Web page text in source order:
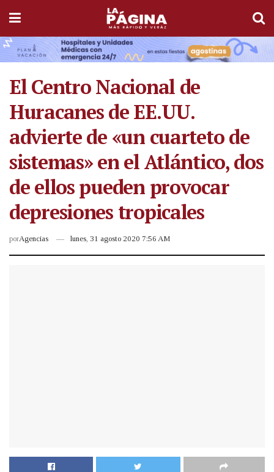
El Centro Nacional de
Huracanes de EE.UU.
advierte de «un cuarteto de
sistemas» en el Atlántico, dos
de ellos pueden provocar
depresiones tropicales
porAgencias lunes, 31 agosto 2020 7:56 AM